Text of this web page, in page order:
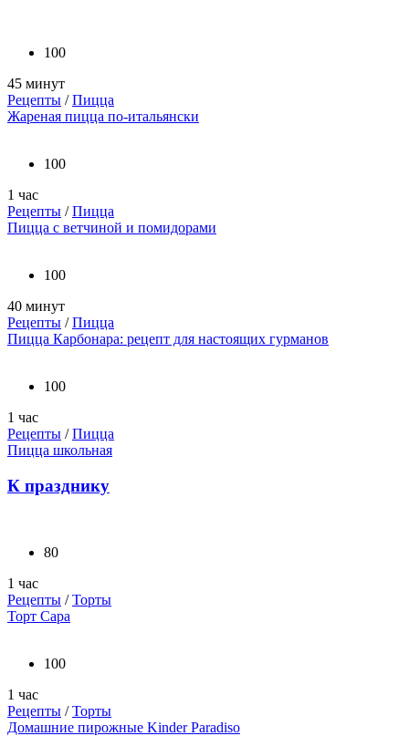
100
45 минут
Рецепты /Пицца
Жареная пицца по-итальянски
100
1 час
Рецепты /Пицца
Пицца с ветчиной и помидорами
100
40 минут
Рецепты /Пицца
Пицца Карбонара: рецепт для настоящих гурманов
100
1 час
Рецепты /Пицца
Пицца школьная
К празднику
80
1 час
Рецепты /Торты
Торт Сара
100
1 час
Рецепты /Торты
Домашние пирожные Kinder Paradiso